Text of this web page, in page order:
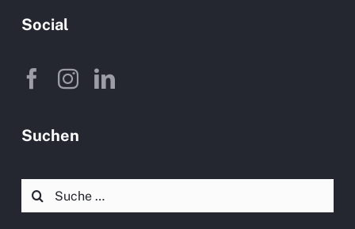
Social
Suchen
Suche
nach: